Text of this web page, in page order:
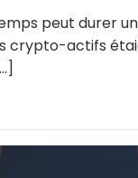
peut durer
crypto-actifs